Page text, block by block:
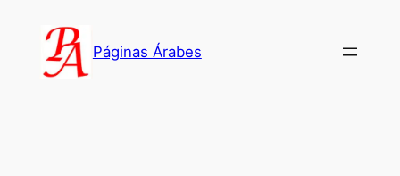
contenido
Páginas Árabes